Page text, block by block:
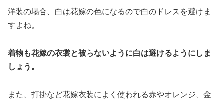
洋装の場合、白は花嫁の色になるので白のドレスを避けま
すよね。
着物も花嫁の衣裳と被らないように白は避けるようにしま
しょう。
また、打掛など花嫁衣装によく使われる赤やオレンジ、金